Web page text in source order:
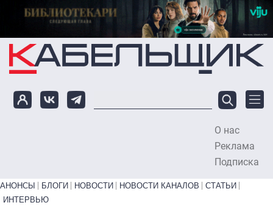
Перейти к основному содержанию
О нас
Реклама
Подписка
Primary links bottom
АНОНСЫ БЛОГИ НОВОСТИ НОВОСТИ КАНАЛОВ
СТАТЬИ
ИНТЕРВЬЮ